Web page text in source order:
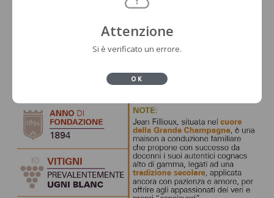
Attenzione
Si è verificato un errore.
OK